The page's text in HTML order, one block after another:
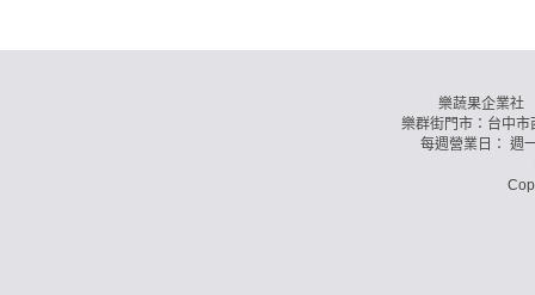
樂蔬果企業
樂群街門市：台中
每週營業日：